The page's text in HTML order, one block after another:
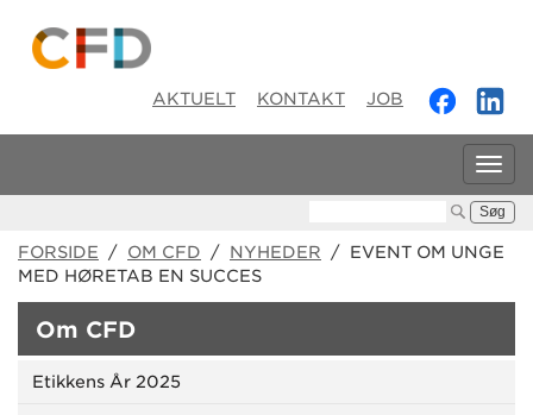
AKTUELT KONTAKT JOB
FORSIDE / OM CFD / NYHEDER / EVENT OM UNGE
MED HØRETAB EN SUCCES
Om CFD
Etikkens År 2025